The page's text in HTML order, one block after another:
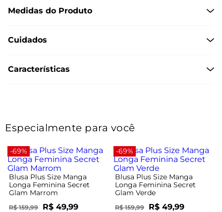
Medidas do Produto
Cuidados
Características
Especialmente para você
-69%
Blusa Plus Size Manga
Longa Feminina Secret
Glam Marrom
R$ 159,99 R$ 49,99
-69%
Blusa Plus Size Manga
Longa Feminina Secret
Glam Verde
R$ 159,99 R$ 49,99